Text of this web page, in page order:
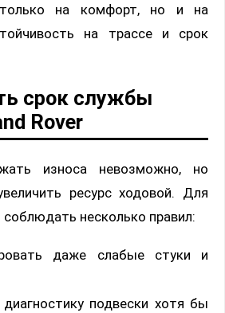
на комфорт, но и на
на трассе и срок
срок службы
Rover
износа невозможно, но
ресурс ходовой. Для
несколько правил:
даже слабые стуки и
диагностику подвески хотя бы